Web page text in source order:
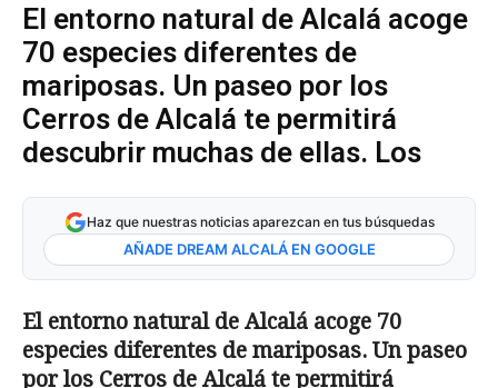
El entorno natural de Alcalá acoge
70 especies diferentes de
mariposas. Un paseo por los
Cerros de Alcalá te permitirá
descubrir muchas de ellas. Los
Haz que nuestras noticias aparezcan en tus búsquedas
AÑADE DREAM ALCALÁ EN GOOGLE
El entorno natural de Alcalá acoge 70
especies diferentes de mariposas. Un paseo
por los Cerros de Alcalá te permitirá